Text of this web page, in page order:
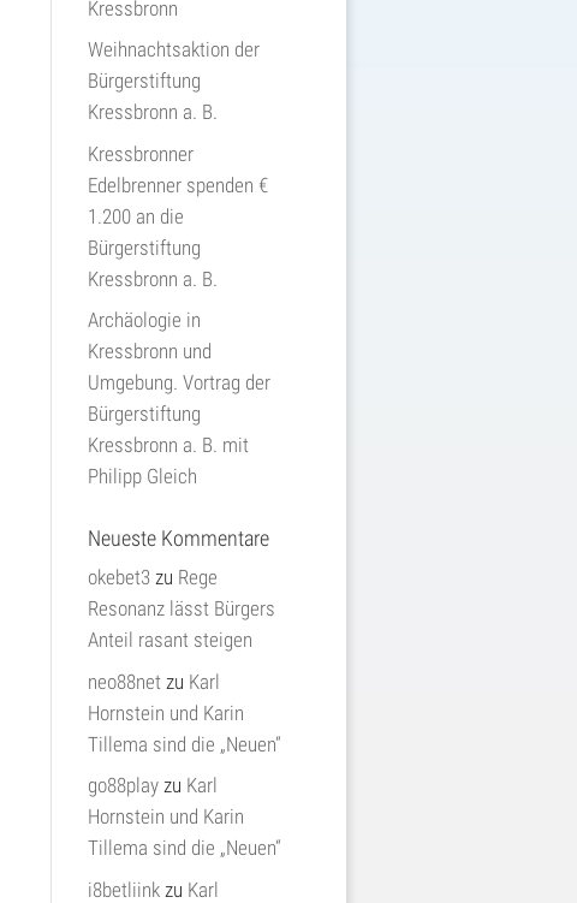
Kressbronn
Weihnachtsaktion der
Bürgerstiftung
Kressbronn a. B.
Kressbronner
Edelbrenner spenden €
1.200 an die
Bürgerstiftung
Kressbronn a. B.
Archäologie in
Kressbronn und
Umgebung. Vortrag der
Bürgerstiftung
Kressbronn a. B. mit
Philipp Gleich
Neueste Kommentare
okebet3 zu Rege
Resonanz lässt Bürgers
Anteil rasant steigen
neo88net zu Karl
Hornstein und Karin
Tillema sind die „Neuen“
go88play zu Karl
Hornstein und Karin
Tillema sind die „Neuen“
i8betliink zu Karl